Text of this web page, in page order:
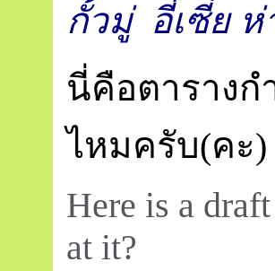
กั้วมู่ อี๋เซี่ย
นี่คือตาราง
ไหมครับ(คะ)
Here is a
at it?